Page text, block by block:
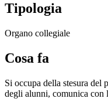
Tipologia
Organo collegiale
Cosa fa
Si occupa della stesura del
degli alunni, comunica con